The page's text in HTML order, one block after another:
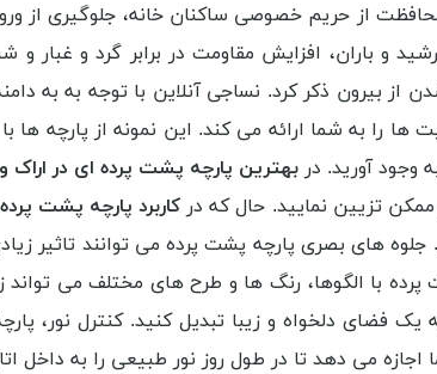
از حریم خصوصی ساکنان خانه، جلوگیری از ورود
و باران، افزایش مقاومت در برابر گرد و
از بیرون ذکر کرد. نساجی آنلاین با توجه به به
را به شما ارائه می کند. این نمونه از پارچه ها
وجود آورید. در بهترین پارچه پشت پرده ای در اراک
تزیین نمایید. حال که در کاربرد پارچه پشت
های بصری پارچه پشت پرده می توانند تاثیر
با الگوها، رنگ ها و طرح های مختلف می
فضای دلخواه و زیبا تبدیل کنید. کنترل نور،
می دهد تا در طول روز نور طبیعی را به داخل